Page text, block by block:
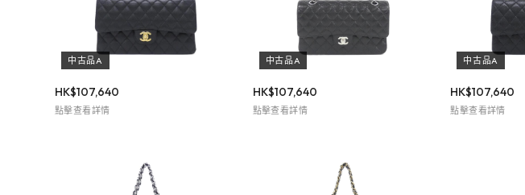
中古品A
HK$107,640
點擊查看詳情
中古品A
HK$107,640
點擊查看詳情
中古品A
HK$107,640
點擊查看詳情